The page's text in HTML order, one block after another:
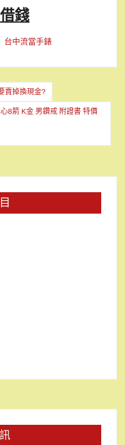
錢
台中流當手錶
賣掉換現金?
8箭 K金 男鑽戒 附證書 特價